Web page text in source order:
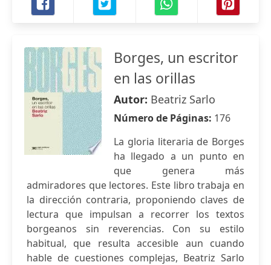
Borges, un escritor
en las orillas
Autor: Beatriz Sarlo
Número de Páginas: 176
La gloria literaria de Borges
ha llegado a un punto en
que genera más
admiradores que lectores. Este libro trabaja en
la dirección contraria, proponiendo claves de
lectura que impulsan a recorrer los textos
borgeanos sin reverencias. Con su estilo
habitual, que resulta accesible aun cuando
hable de cuestiones complejas, Beatriz Sarlo